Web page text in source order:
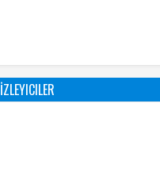
İZLEYICILER